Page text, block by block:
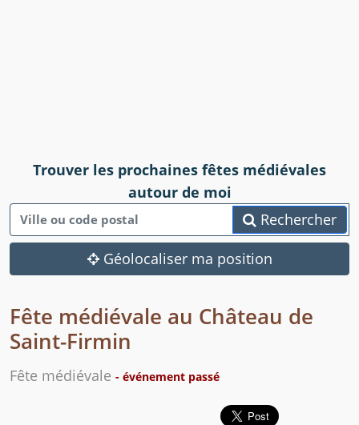
Trouver les prochaines fêtes médiévales
autour de moi
Rechercher
Géolocaliser ma position
Fête médiévale au Château de
Saint-Firmin
Fête médiévale - événement passé